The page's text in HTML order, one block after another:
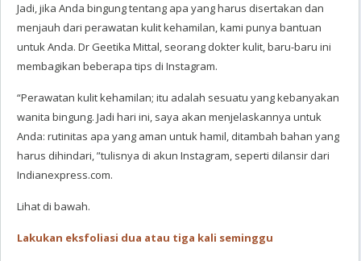
Jadi, jika Anda bingung tentang apa yang harus disertakan dan
menjauh dari perawatan kulit kehamilan, kami punya bantuan
untuk Anda. Dr Geetika Mittal, seorang dokter kulit, baru-baru ini
membagikan beberapa tips di Instagram.
“Perawatan kulit kehamilan; itu adalah sesuatu yang kebanyakan
wanita bingung. Jadi hari ini, saya akan menjelaskannya untuk
Anda: rutinitas apa yang aman untuk hamil, ditambah bahan yang
harus dihindari, ”tulisnya di akun Instagram, seperti dilansir dari
Indianexpress.com.
Lihat di bawah.
Lakukan eksfoliasi dua atau tiga kali seminggu